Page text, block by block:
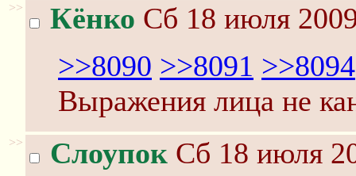
>> Кёнко Сб 18 июля
>>8090 >>8091 >>8094
Выражения лица не
>> Слоупок Сб 18 июля